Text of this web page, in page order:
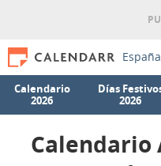
España
Calendario
2026
Días
2026
Calendario